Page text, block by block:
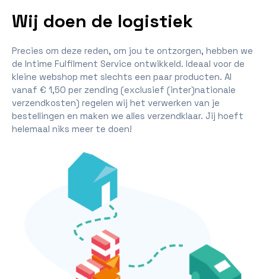
Wij doen de logistiek
Precies om deze reden, om jou te ontzorgen, hebben we
de Intime Fulfilment Service ontwikkeld. Ideaal voor de
kleine webshop met slechts een paar producten. Al
vanaf € 1,50 per zending (exclusief (inter)nationale
verzendkosten) regelen wij het verwerken van je
bestellingen en maken we alles verzendklaar. Jij hoeft
helemaal niks meer te doen!